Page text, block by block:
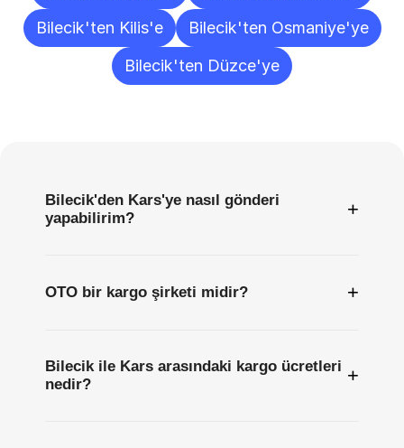
Bilecik'ten Kilis'e
Bilecik'ten Osmaniye'ye
Bilecik'ten Düzce'ye
Bilecik'den Kars'ye nasıl gönderi
yapabilirim?
+
OTO bir kargo şirketi midir? +
Bilecik ile Kars arasındaki kargo ücretleri
nedir?
+